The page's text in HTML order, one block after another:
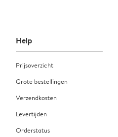
Help
Prijsoverzicht
Grote bestellingen
Verzendkosten
Levertijden
Orderstatus